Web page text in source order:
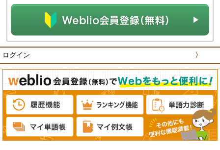
ログイン 〉